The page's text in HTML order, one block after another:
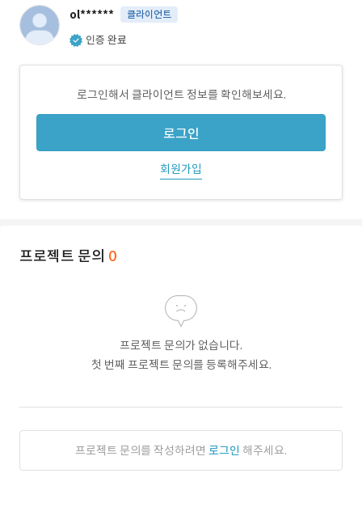
ol****** 클라이언트
인증 완료
로그인해서 클라이언트 정보를 확인해보세요.
로그인
회원가입
프로젝트 문의 0
프로젝트 문의가 없습니다.
첫 번째 프로젝트 문의를 등록해주세요.
프로젝트 문의를 작성하려면 로그인 해주세요.